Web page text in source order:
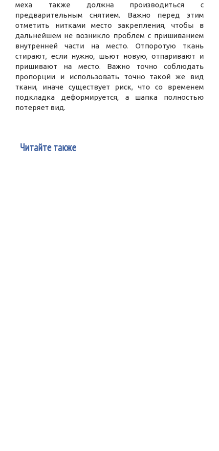
меха также должна производиться с
предварительным снятием. Важно перед этим
отметить нитками место закрепления, чтобы в
дальнейшем не возникло проблем с пришиванием
внутренней части на место. Отпоротую ткань
стирают, если нужно, шьют новую, отпаривают и
пришивают на место. Важно точно соблюдать
пропорции и использовать точно такой же вид
ткани, иначе существует риск, что со временем
подкладка деформируется, а шапка полностью
потеряет вид.
Читайте также